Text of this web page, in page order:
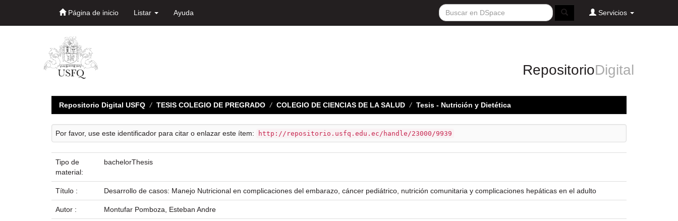
Página de inicio Listar Ayuda Servicios
RepositorioDigital
Repositorio Digital USFQ TESIS COLEGIO DE PREGRADO COLEGIO DE CIENCIAS DE LA SALUD Tesis - Nutrición y Dietética
Por favor, use este identificador para citar o enlazar este ítem: http://repositorio.usfq.edu.ec/handle/23000/9939
Tipo de
material:
bachelorThesis
Título : Desarrollo de casos: Manejo Nutricional en complicaciones del embarazo, cáncer pediátrico, nutrición comunitaria y complicaciones hepáticas en el adulto
Autor : Montufar Pomboza, Esteban Andre